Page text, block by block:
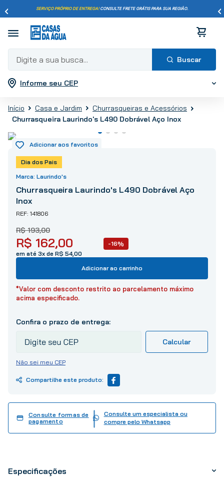
SERVIÇO PRÓPRIO DE ENTREGA!CONSULTE FRETE GRÁTIS PARA SUA REGIÃO.
Digite a sua busca...
Informe seu CEP
Casa e Jardim
Churrasqueiras e Acessórios
Churrasqueira Laurindo's L490 Dobrável Aço Inox
Dia dos Pais
Laurindo's
Churrasqueira Laurindo's L490 Dobrável Aço
Inox
141806
R$ 162,00
R$ 193,00
-16%
em até 3x de R$ 54,00
Adicionar ao carrinho
*Valor com desconto restrito ao parcelamento máximo
acima especificado.
Não sei meu CEP
Consulte formas de
pagamento
Consulte um especialista ou
compre pelo Whatsapp
Especificações
Termos mais buscados
porcelanato
4
º
revestimento
5º
vaso sanitário
6º
torneira
7
8º
9º
telha
10º tinta